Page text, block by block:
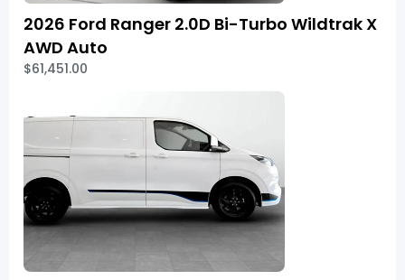
2026 Ford Ranger 2.0D Bi-Turbo Wildtrak X
AWD Auto
$61,451.00